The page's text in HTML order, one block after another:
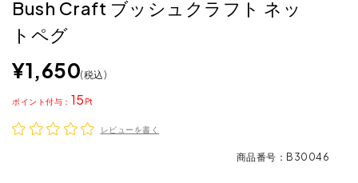
Bush Craft ブッシュクラフト ネッ
トペグ
¥1,650 税込
15
ポイント
レビューを書く
商品番号 B30046